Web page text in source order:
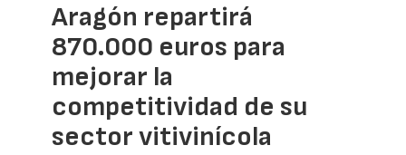
Aragón repartirá
870.000 euros para
mejorar la
competitividad de su
sector vitivinícola